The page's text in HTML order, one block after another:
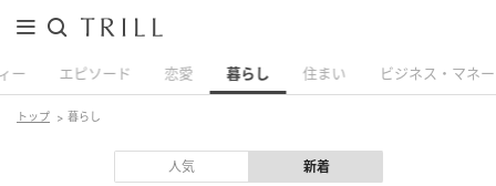
ー エピソード 恋愛 暮らし 住まい ビジネス・マネー
トップ 暮らし
人気 新着